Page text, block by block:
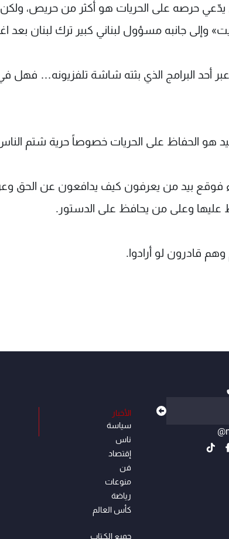
يدّعي حرصه على الحريات هو أكثر من حريص، ولكن
وإلى جانبه مسؤول لبناني كبير ترك لبنان بعد
أحد البرامج الذي بثته شاشة تلفزيونه… فهل
هو الحفاظ على الحريات خصوصاً حرية شتم
فوقع بيد من يعرفون كيف يدافعون عن الحق
عليها وعلى من يحافظ على الدستور.
قادرون لو أرادوا.
الأخبار
سياسة
ناس
إقتصاد
فن
منوعات
رياضة
كأس العالم
جميع الكـتاب